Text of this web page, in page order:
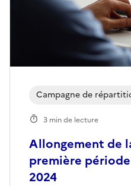
Allongement de
première
2024
Campagne de
3 min de lecture